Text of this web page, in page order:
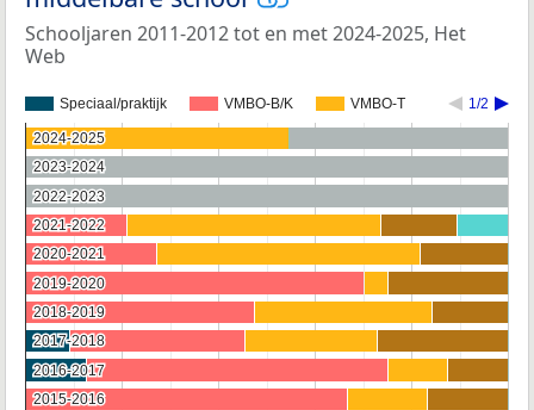
Schooljaren 2011-2012 tot en met 2024-2025, Het
Web
Speciaal/praktijk VMBO-B/K VMBO-T 1/2
2024-2025
2024-2025
2023-2024
2023-2024
2022-2023
2022-2023
2021-2022
2021-2022
2020-2021
2020-2021
2019-2020
2019-2020
2018-2019
2018-2019
2017-2018
2017-2018
2016-2017
2016-2017
2015-2016
2015-2016